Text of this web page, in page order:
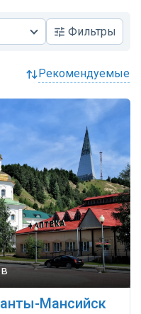
Фильтры
рекомендуемые
Мансийск